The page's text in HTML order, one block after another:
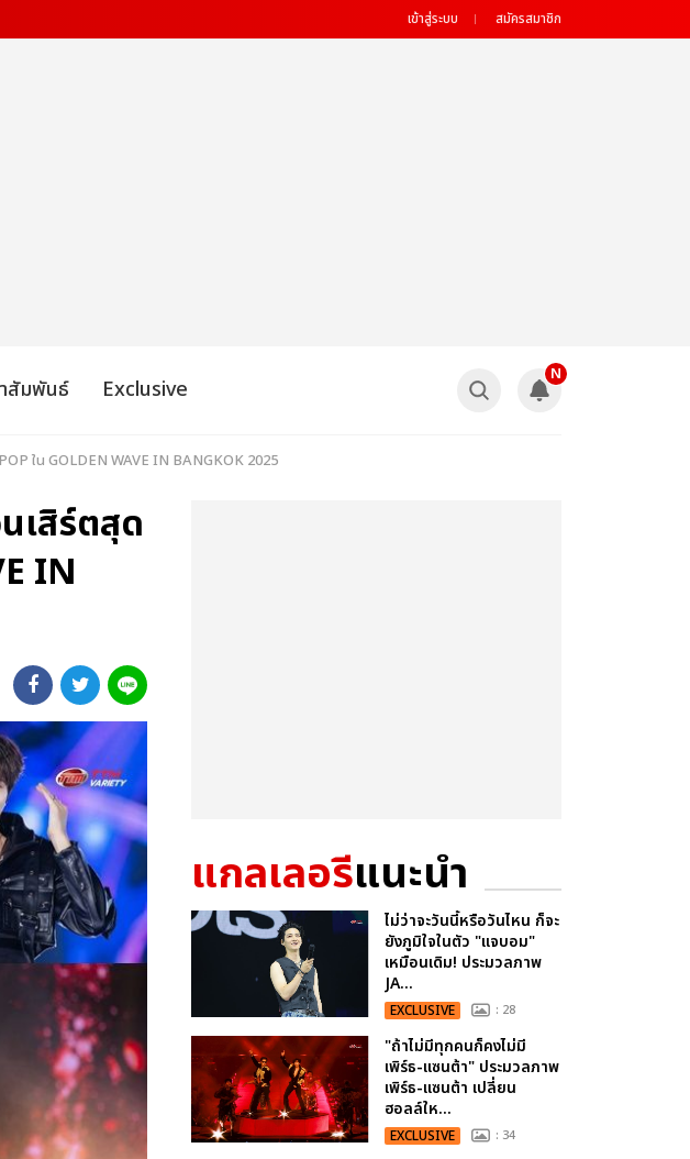
เข้าสู่ระบบ สมัครสมาชิก
สัมพันธ์ Exclusive
N
ใน GOLDEN WAVE IN BANGKOK 2025
เสิร์ตสุด
IN
แกลเลอรีแนะนำ
ไม่ว่าจะวันนี้หรือวันไหน ก็จะ
ยังภูมิใจในตัว "แจบอม"
เหมือนเดิม! ประมวลภาพ
JA...
EXCLUSIVE : 28
"ถ้าไม่มีทุกคนก็คงไม่มี
เพิร์ธ-แซนต้า" ประมวลภาพ
เพิร์ธ-แซนต้า เปลี่ยน
ฮอลล์ให...
EXCLUSIVE : 34